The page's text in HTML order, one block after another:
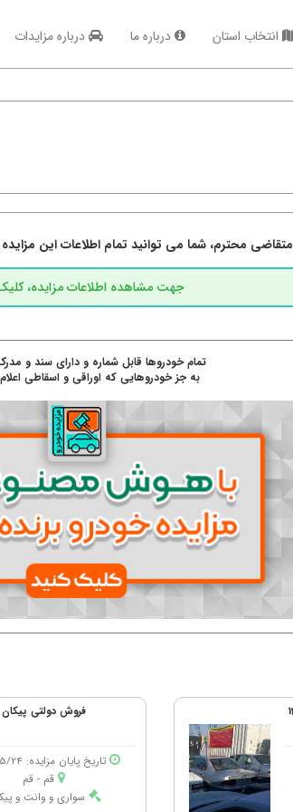
انتخاب استان درباره ما درباره مزایدات
متقاضی محترم، شما می توانید تمام اطلاعات این مزایده
تمام خودروها قابل شماره و دارای سند و
به جز خودروهایی که اوراقی و اسقاطی
فروش دولتی پیکان
تاریخ پایان مزایده: 1405/05/24
قم - قم
سواری و وانت و